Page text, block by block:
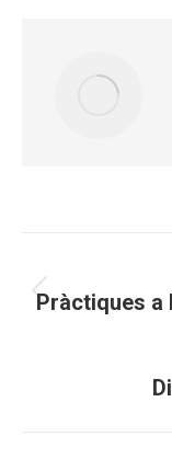
Pràctiques a